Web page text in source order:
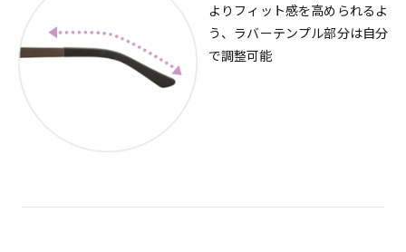
よりフィット感を高められるよ
う、ラバーテンプル部分は自分
で調整可能